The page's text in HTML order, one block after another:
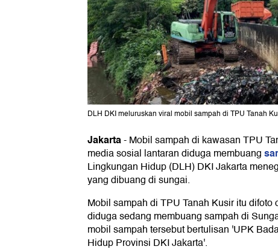
DLH DKI meluruskan viral mobil sampah di TPU Tanah
Jakarta-Mobil sampah di kawasan TPU
media sosial lantaran diduga membuang
Lingkungan Hidup (DLH) DKI Jakarta
yang dibuang di sungai.
Mobil sampah di TPU Tanah Kusir itu difoto
diduga sedang membuang sampah di
mobil sampah tersebut bertulisan 'UPK
Hidup Provinsi DKI Jakarta'.